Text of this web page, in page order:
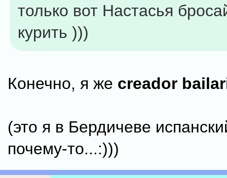
только вот Настасья
курить )))
Конечно, я же creador
(это я в Бердичеве
почему-то...:)))